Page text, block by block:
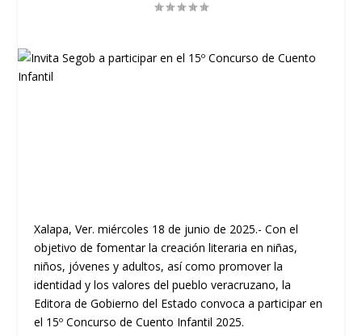
Xalapa, Ver. miércoles 18 de junio de 2025.- Con el
objetivo de fomentar la creación literaria en niñas,
niños, jóvenes y adultos, así como promover la
identidad y los valores del pueblo veracruzano, la
Editora de Gobierno del Estado convoca a participar en
el 15º Concurso de Cuento Infantil 2025.